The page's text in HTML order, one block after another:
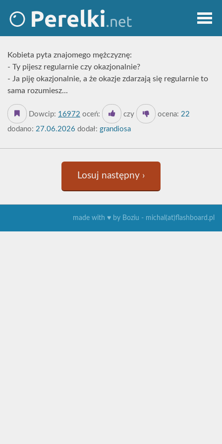
Kobieta pyta znajomego mężczyznę:
- Ty pijesz regularnie czy okazjonalnie?
- Ja piję okazjonalnie, a że okazje zdarzają się regularnie to
sama rozumiesz...
Dowcip: 16972 oceń: czy ocena: 22
dodano: 27.06.2026 dodał: grandiosa
Losuj następny ›
made with ♥ by Boziu - michal(at)flashboard.pl